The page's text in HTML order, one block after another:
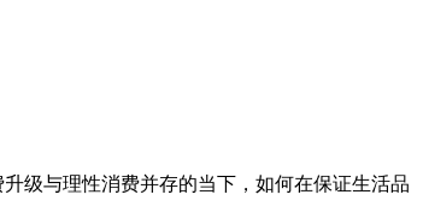
级与理性消费并存的当下，如何在保证生活品